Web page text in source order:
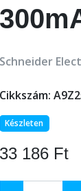
Schneider
Cikkszám:
Készleten
33 186 Ft